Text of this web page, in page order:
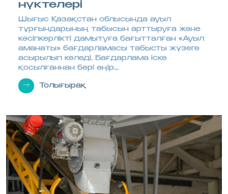
нүктелері
Шығыс Қазақстан облысында ауыл
тұрғындарының табысын арттыруға және
кәсіпкерлікті дамытуға бағытталған «Ауыл
аманаты» бағдарламасы табысты жүзеге
асырылып келеді. Бағдарлама іске
қосылғаннан бері өңір...
Толығырақ